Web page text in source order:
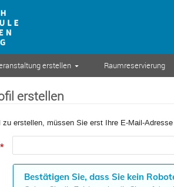
erstellen Raumreservierung
erstellen
zu erstellen, müssen Sie erst Ihre E-Mail-
*
Bestätigen Sie, dass Sie kein